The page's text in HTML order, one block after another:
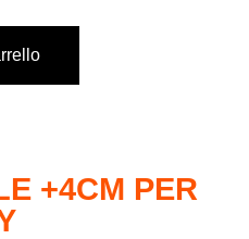
+4CM PER